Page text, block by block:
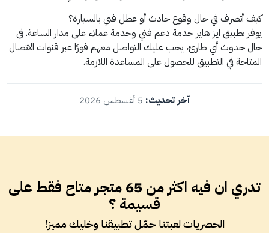
كيف أتصرف في حال وقوع حادث أو عطل فني بالسيارة؟
يوفر تطبيق ايز هاير خدمة دعم فني وخدمة عملاء على مدار الساعة. في
حال حدوث أي طارئ، يجب عليك التواصل معهم فورًا عبر قنوات الاتصال
المتاحة في التطبيق للحصول على المساعدة اللازمة.
آخر تحديث:
تدري ان فيه اكثر من 65 متجر متاح فقط على
قسيمة ؟
الحصريات لعبتنا حمّل تطبيقنا وخليك مميز!